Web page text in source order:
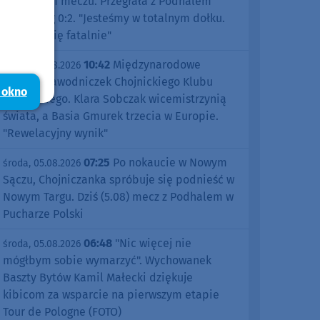
Nowy Targ 0:2. "Jesteśmy w totalnym dołku.
Czujemy się fatalnie"
środa, 05.08.2026 10:42 Międzynarodowe
sukcesy zawodniczek Chojnickiego Klubu
Żeglarskiego. Klara Sobczak wicemistrzynią
świata, a Basia Gmurek trzecia w Europie.
"Rewelacyjny wynik"
środa, 05.08.2026 07:25 Po nokaucie w Nowym
Sączu, Chojniczanka spróbuje się podnieść w
Nowym Targu. Dziś (5.08) mecz z Podhalem w
Pucharze Polski
środa, 05.08.2026 06:48 "Nic więcej nie
mógłbym sobie wymarzyć". Wychowanek
Baszty Bytów Kamil Małecki dziękuje
kibicom za wsparcie na pierwszym etapie
Tour de Pologne (FOTO)